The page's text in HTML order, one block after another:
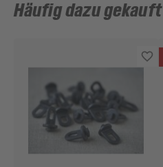
Häufig dazu gekauft